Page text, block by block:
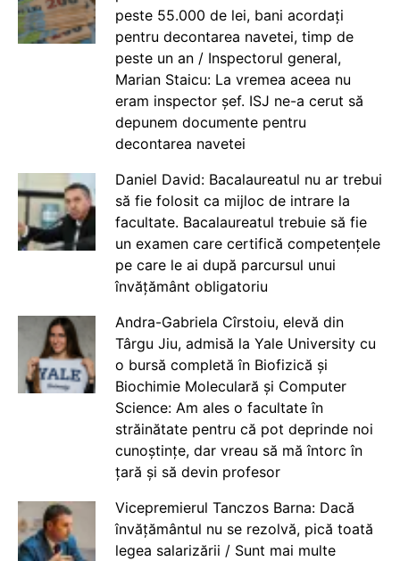
peste 55.000 de lei, bani acordați
pentru decontarea navetei, timp de
peste un an / Inspectorul general,
Marian Staicu: La vremea aceea nu
eram inspector șef. ISJ ne-a cerut să
depunem documente pentru
decontarea navetei
Daniel David: Bacalaureatul nu ar trebui
să fie folosit ca mijloc de intrare la
facultate. Bacalaureatul trebuie să fie
un examen care certifică competențele
pe care le ai după parcursul unui
învățământ obligatoriu
Andra-Gabriela Cîrstoiu, elevă din
Târgu Jiu, admisă la Yale University cu
o bursă completă în Biofizică și
Biochimie Moleculară și Computer
Science: Am ales o facultate în
străinătate pentru că pot deprinde noi
cunoștințe, dar vreau să mă întorc în
țară și să devin profesor
Vicepremierul Tanczos Barna: Dacă
învățământul nu se rezolvă, pică toată
legea salarizării / Sunt mai multe